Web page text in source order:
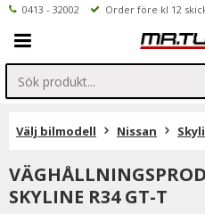
0413 - 32002 Order före kl 12
Välj bilmodell Nissan
SKYLINE R34 GT-T